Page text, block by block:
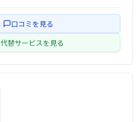
口コミを見る
代替サービスを見る